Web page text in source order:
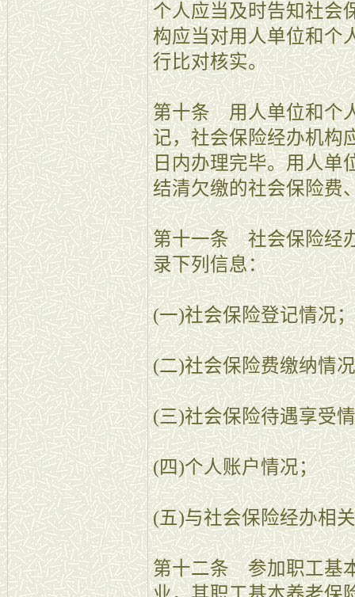
个人应当及时告知社会
构应当对用人单位和个
行比对核实。
第十条 用人单位和个
记，社会保险经办机构
日内办理完毕。用人单
结清欠缴的社会保险费
第十一条 社会保险经
录下列信息：
(一)社会保险登记情况；
(二)社会保险费缴纳情
(三)社会保险待遇享受
(四)个人账户情况；
(五)与社会保险经办相
第十二条 参加职工基